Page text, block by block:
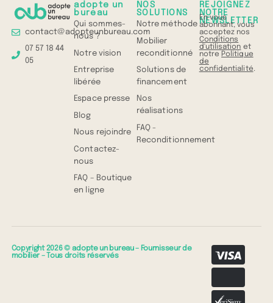
contact@adopteunbureau.com
07 57 18 44
05
adopte un
bureau
Qui sommes-
nous ?
Notre vision
Entreprise
libérée
Espace presse
Blog
Nous rejoindre
Contactez-
nous
FAQ – Boutique
en ligne
NOS
SOLUTIONS
Notre méthode
Mobilier
reconditionné
Solutions de
financement
Nos
réalisations
FAQ -
Reconditionnement
REJOIGNEZ
NOTRE
NEWSLETTER
En vous
abonnant, vous
acceptez nos
Conditions
d'utilisation et
notre Politique
de
confidentialité.
Copyright 2026 © adopte un bureau – Fournisseur de
mobilier – Tous droits réservés